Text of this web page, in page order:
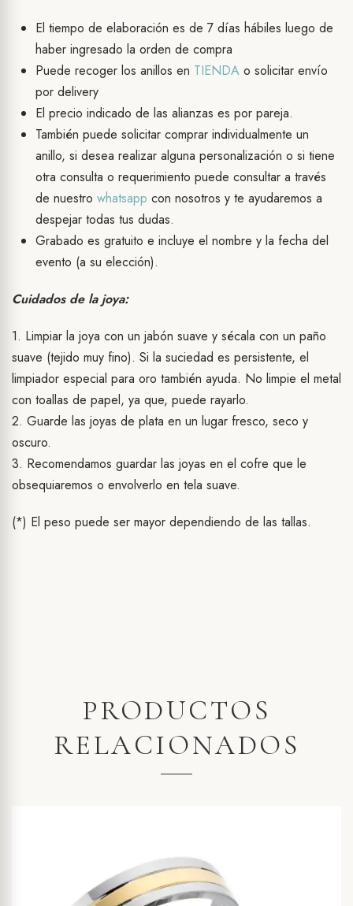
El tiempo de elaboración es de 7 días hábiles luego de
haber ingresado la orden de compra
Puede recoger los anillos en TIENDA o solicitar envío
por delivery
El precio indicado de las alianzas es por pareja.
También puede solicitar comprar individualmente un
anillo, si desea realizar alguna personalización o si tiene
otra consulta o requerimiento puede consultar a través
de nuestro whatsapp con nosotros y te ayudaremos a
despejar todas tus dudas.
Grabado es gratuito e incluye el nombre y la fecha del
evento (a su elección).
Cuidados de la joya:
1. Limpiar la joya con un jabón suave y sécala con un paño
suave (tejido muy fino). Si la suciedad es persistente, el
limpiador especial para oro también ayuda. No limpie el metal
con toallas de papel, ya que, puede rayarlo.
2. Guarde las joyas de plata en un lugar fresco, seco y
oscuro.
3. Recomendamos guardar las joyas en el cofre que le
obsequiaremos o envolverlo en tela suave.
(*) El peso puede ser mayor dependiendo de las tallas.
PRODUCTOS
RELACIONADOS